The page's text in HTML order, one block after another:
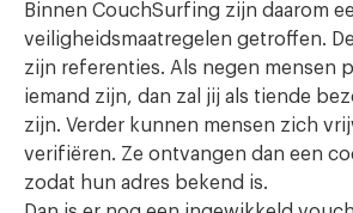
Binnen CouchSurfing zijn daarom
veiligheidsmaatregelen getroffen.
zijn referenties. Als negen mensen
iemand zijn, dan zal jij als tiende
zijn. Verder kunnen mensen zich
verifiëren. Ze ontvangen dan een
zodat hun adres bekend is.